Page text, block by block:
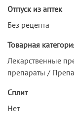
Отпуск из аптек
Без рецепта
Товарная
Лекарственные
препараты /
Сплит
Нет